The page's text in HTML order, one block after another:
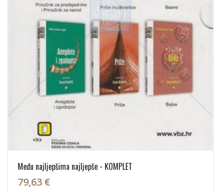
Među najljepšima najljepše - KOMPLET
79,63 €